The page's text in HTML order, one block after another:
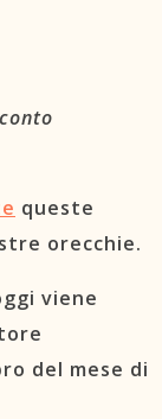
queste
orecchie.
viene
del mese di